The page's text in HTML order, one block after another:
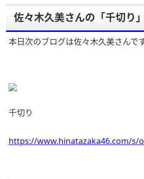
佐々木久美さんの「千切り」
本日次のブログは佐々木久美さんです
千切り
https://www.hinatazaka46.com/s/